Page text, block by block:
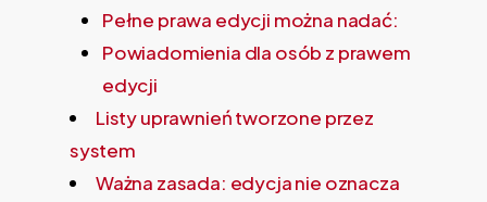
Pełne prawa edycji można nadać:
Powiadomienia dla osób z prawem
edycji
Listy uprawnień tworzone przez
system
Ważna zasada: edycja nie oznacza